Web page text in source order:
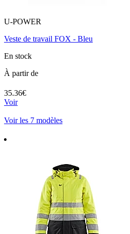
U-POWER
Veste de travail FOX - Bleu
En stock
À partir de
35.36€
Voir
Voir les 7 modèles